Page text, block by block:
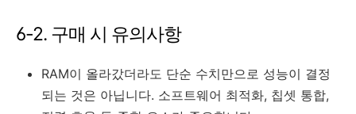
6-2. 구매 시 유의사항
RAM이 올라갔더라도 단순 수치만으로 성능이 결정
되는 것은 아닙니다. 소프트웨어 최적화, 칩셋 통합,